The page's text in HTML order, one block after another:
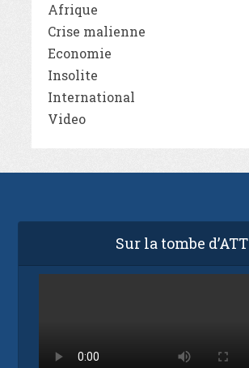
Afrique
Crise malienne
Economie
Insolite
International
Video
Sur la tombe d’ATT